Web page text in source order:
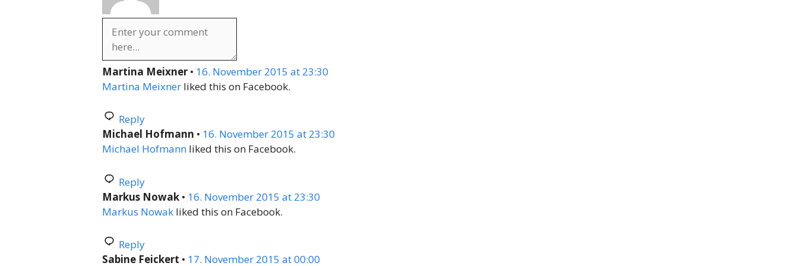
Martina Meixner • 16. November 2015 at 23:30
Martina Meixner liked this on Facebook.
Reply
Michael Hofmann • 16. November 2015 at 23:30
Michael Hofmann liked this on Facebook.
Reply
Markus Nowak • 16. November 2015 at 23:30
Markus Nowak liked this on Facebook.
Reply
Sabine Feickert • 17. November 2015 at 00:00